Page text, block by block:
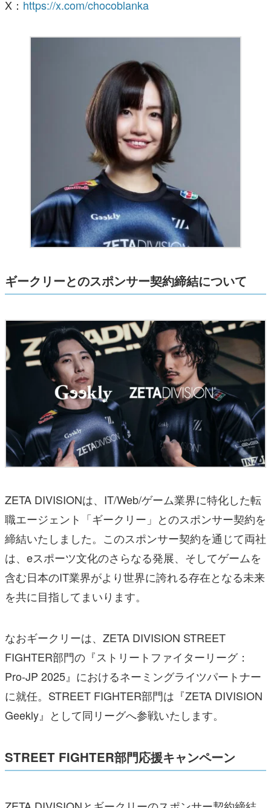
X： https://x.com/chocoblanka
ギークリーとのスポンサー契約締結について
ZETA DIVISIONは、IT/Web/ゲーム業界に特化した転
職エージェント「ギークリー」とのスポンサー契約を
締結いたしました。このスポンサー契約を通じて両社
は、eスポーツ文化のさらなる発展、そしてゲームを
含む日本のIT業界がより世界に誇れる存在となる未来
を共に目指してまいります。
なおギークリーは、ZETA DIVISION STREET
FIGHTER部門の『ストリートファイターリーグ：
Pro-JP 2025』におけるネーミングライツパートナー
に就任。STREET FIGHTER部門は『ZETA DIVISION
Geekly』として同リーグへ参戦いたします。
STREET FIGHTER部門応援キャンペーン